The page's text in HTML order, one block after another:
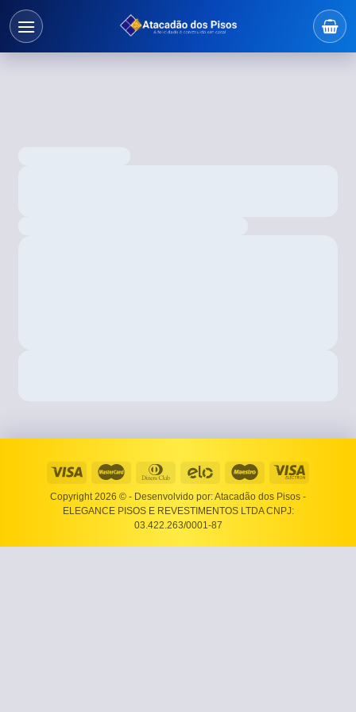
Copyright 2026 © - Desenvolvido por: Atacadão dos Pisos -
ELEGANCE PISOS E REVESTIMENTOS LTDA CNPJ:
03.422.263/0001-87